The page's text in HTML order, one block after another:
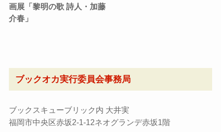
画展「黎明の歌 詩人・加藤
介春」
ブックオカ実行委員会事務局
ブックスキューブリック内 大井実
福岡市中央区赤坂2-1-12ネオグランデ赤坂1階